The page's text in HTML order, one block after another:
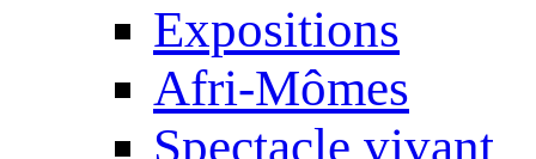
Expositions
Afri-Mômes
Spectacle vivant